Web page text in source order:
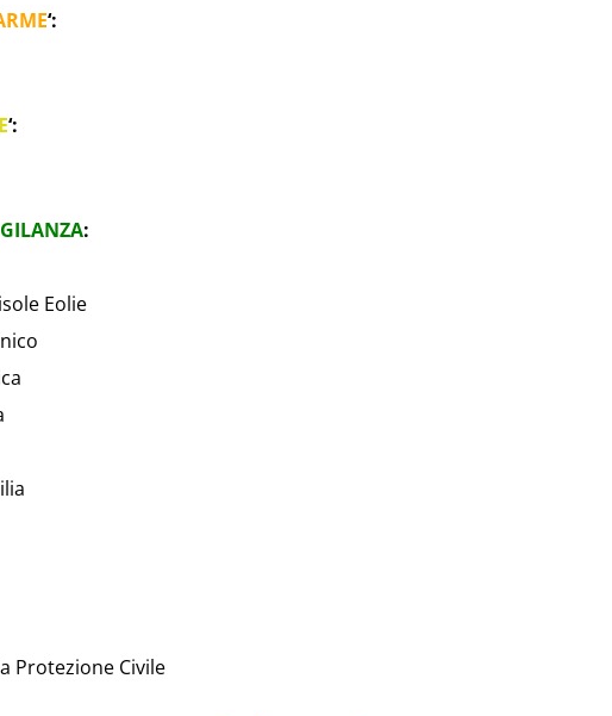
‘:
‘:
:
Eolie
Protezione Civile